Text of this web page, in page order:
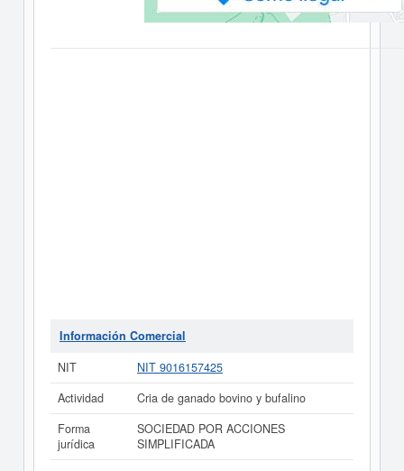
Información Comercial
NIT
NIT 9016157425
Actividad
Cria de ganado bovino y bufalino
Forma
jurídica
SOCIEDAD POR ACCIONES
SIMPLIFICADA